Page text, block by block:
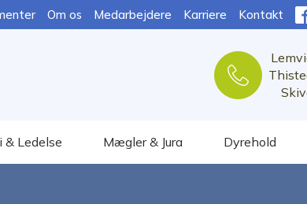
Om os Medarbejdere Karriere Kontakt
Ledelse Mægler & Jura Dyrehold